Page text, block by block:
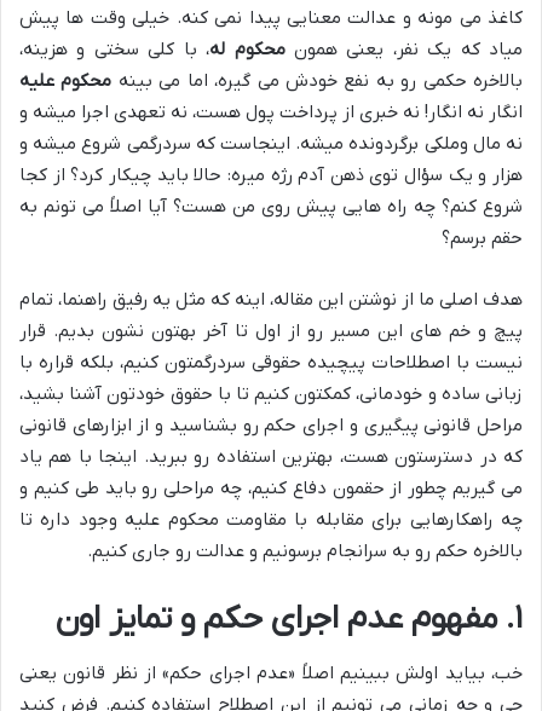
کاغذ می مونه و عدالت معنایی پیدا نمی کنه. خیلی وقت ها پیش
میاد که یک نفر، یعنی همونمحکوم له، با کلی سختی و هزینه،
بالاخره حکمی رو به نفع خودش می گیره، اما می بینه محکوم علیه
انگار نه انگار! نه خبری از پرداخت پول هست، نه تعهدی اجرا میشه و
نه مال وملکی برگردونده میشه. اینجاست که سردرگمی شروع میشه و
هزار و یک سؤال توی ذهن آدم رژه میره: حالا باید چیکار کرد؟ از کجا
شروع کنم؟ چه راه هایی پیش روی من هست؟ آیا اصلاً می تونم به
حقم برسم؟
هدف اصلی ما از نوشتن این مقاله، اینه که مثل یه رفیق راهنما، تمام
پیچ و خم های این مسیر رو از اول تا آخر بهتون نشون بدیم. قرار
نیست با اصطلاحات پیچیده حقوقی سردرگمتون کنیم، بلکه قراره با
زبانی ساده و خودمانی، کمکتون کنیم تا با حقوق خودتون آشنا بشید،
مراحل قانونی پیگیری و اجرای حکم رو بشناسید و از ابزارهای قانونی
که در دسترستون هست، بهترین استفاده رو ببرید. اینجا با هم یاد
می گیریم چطور از حقمون دفاع کنیم، چه مراحلی رو باید طی کنیم و
چه راهکارهایی برای مقابله با مقاومت محکوم علیه وجود داره تا
بالاخره حکم رو به سرانجام برسونیم و عدالت رو جاری کنیم.
۱. مفهوم عدم اجرای حکم و تمایز اون
خب، بیاید اولش ببینیم اصلاً «عدم اجرای حکم» از نظر قانون یعنی
چی و چه زمانی می تونیم از این اصطلاح استفاده کنیم. فرض کنید